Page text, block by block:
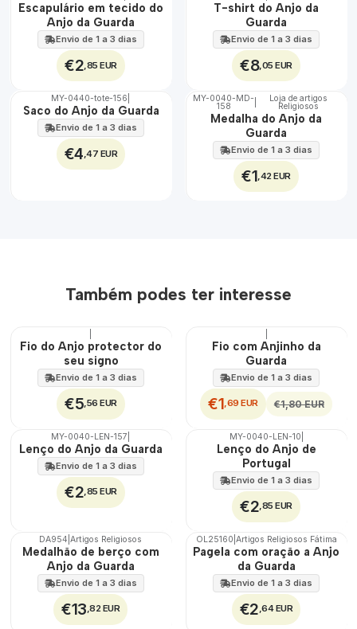
🇵🇹
100%
ÁGUA
Escapulário em tecido do
Anjo da Guarda
Envio de 1 a 3 dias
€2 ,85 EUR
🇵🇹
T-shirt do Anjo da
Guarda
Envio de 1 a 3 dias
€8,05 EUR
🇵🇹
100%
MY-0440-tote-156
Saco do Anjo da Guarda
Envio de 1 a 3 dias
€4 ,47 EUR
🇵🇹
100%
MY-0040-MD-
158
Loja de artigos
Religiosos
Medalha do Anjo da
Guarda
Envio de 1 a 3 dias
€1 ,42 EUR
Também podes ter interesse
Fio do Anjo protector do
seu signo
Envio de 1 a 3 dias
€5,56 EUR
DESCONTO
Fio com Anjinho da
Guarda
Envio de 1 a 3 dias
€1,69 EUR €1,80 EUR
🇵🇹
100%
MY-0040-LEN-157
Lenço do Anjo da Guarda
Envio de 1 a 3 dias
€2,85 EUR
🇵🇹
MY-0040-LEN-10
Lenço do Anjo de
Portugal
Envio de 1 a 3 dias
€2,85 EUR
DA954 |Artigos Religiosos
Medalhão de berço com
Anjo da Guarda
Envio de 1 a 3 dias
€13,82 EUR
OL25160 Artigos Religiosos Fátima
Pagela com oração a Anjo
da Guarda
Envio de 1 a 3 dias
€2,64 EUR